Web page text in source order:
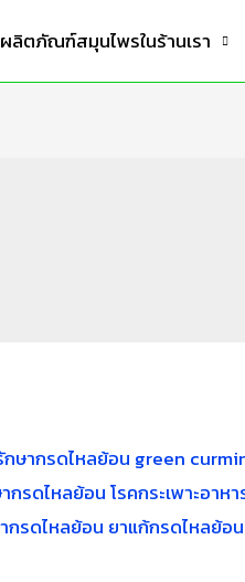
ผลิตภัณฑ์สมุนไพรในร้านเรา